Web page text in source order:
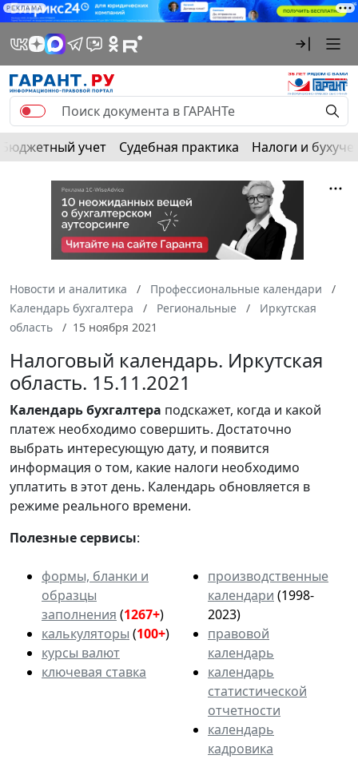
РЕКЛАМА
Бюджетный учет Судебная практика Налоги и
Новости и аналитика
Профессиональные календари
Календарь бухгалтера
Региональные
Иркутская
область
15 ноября 2021
Налоговый календарь. Иркутская
область. 15.11.2021
Календарьбухгалтера подскажет, когда и какой
платеж необходимо совершить. Достаточно
выбрать интересующую дату, и появится
информация о том, какие налоги необходимо
уплатить в этот день. Календарь обновляется в
режиме реального времени.
Полезные сервисы:
формы, бланки и
образцы
заполнения (1267+)
калькуляторы (100+)
курсы валют
ключевая ставка
производственные
календари (1998-
2023)
правовой
календарь
календарь
статистической
отчетности
календарь
кадровика